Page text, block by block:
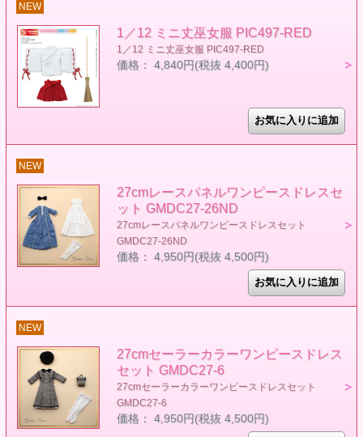
NEW
1／12 ミニ丈巫女服 PIC497-RED
1／12 ミニ丈巫女服 PIC497-RED
価格： 4,840円(税抜 4,400円)
NEW
27cmレースパネルワンピースドレスセ
ット GMDC27-26ND
27cmレースパネルワンピースドレスセット
GMDC27-26ND
価格： 4,950円(税抜 4,500円)
NEW
27cmセーラーカラーワンピースドレス
セット GMDC27-6
27cmセーラーカラーワンピースドレスセット
GMDC27-6
価格： 4,950円(税抜 4,500円)